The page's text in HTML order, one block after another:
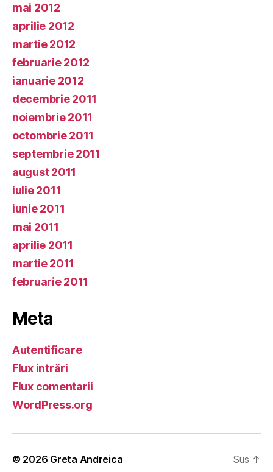
mai 2012
aprilie 2012
martie 2012
februarie 2012
ianuarie 2012
decembrie 2011
noiembrie 2011
octombrie 2011
septembrie 2011
august 2011
iulie 2011
iunie 2011
mai 2011
aprilie 2011
martie 2011
februarie 2011
Meta
Autentificare
Flux intrări
Flux comentarii
WordPress.org
© 2026 Greta Andreica Sus ↑